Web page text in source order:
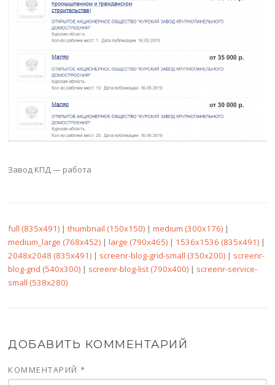
Завод КПД — работа
full (835x491) |thumbnail (150x150) |medium (300x176) |
medium_large (768x452) |large (790x465) | 1536x1536 (835x491) |
2048x2048 (835x491) | screenr-blog-grid-small (350x200) | screenr-
blog-grid (540x300) | screenr-blog-list (790x400) | screenr-service-
small (538x280)
ДОБАВИТЬ КОММЕНТАРИЙ
КОММЕНТАРИЙ*